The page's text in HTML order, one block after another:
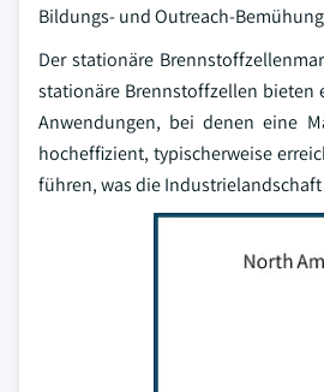
Bildungs- und Outreach-
Der stationäre
stationäre Brennstoffzellen bieten
Anwendungen, bei denen eine
hocheffizient, typischerweise
führen, was die Industrielandschaft